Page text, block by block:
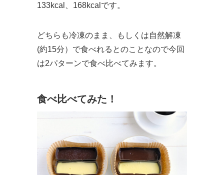
133kcal、168kcalです。
どちらも冷凍のまま、もしくは自然解凍
(約15分）で食べれるとのことなので今回
は2パターンで食べ比べてみます。
食べ比べてみた！